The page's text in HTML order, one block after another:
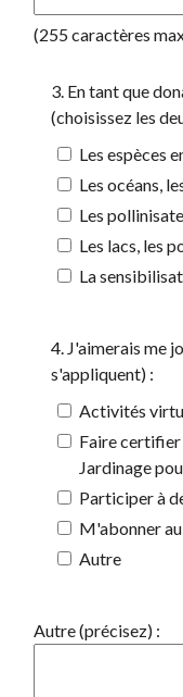
(255 caractères
3. En tant que
(choisissez les
Les espèces
Les océans,
Les
Les lacs, les
La
4. J'aimerais me
s'appliquent) :
Activités
Faire certifier
Jardinage
Participer à
M'abonner
Autre
Autre (précisez) :